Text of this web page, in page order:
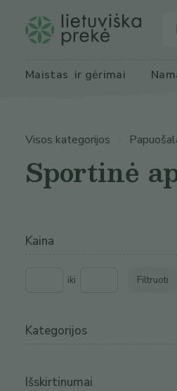
Maistas ir gėrimai
Visos kategorijos
Sportinė
Kaina
iki Filtruoti
Kategorijos
Išskirtinumai